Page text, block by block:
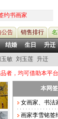
约书画家
公告 销售排行
结婚 生日 升迁
玉敏 刘玉莲 升迁
可借助本平台继
本网
女画家、书法
画家李雪铭签